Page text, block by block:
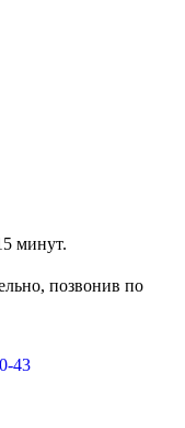
минут.
позвонив по
43